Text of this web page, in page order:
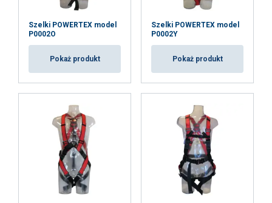
Zakończenie:
standard:
Szelki POWERTEX model
P0002O
Pokaż produkt
Szelki POWERTEX model
P0002Y
Pokaż produkt